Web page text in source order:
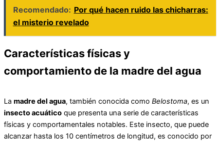
Recomendado: Por qué hacen ruido las chicharras:
el misterio revelado
Características físicas y
comportamiento de la madre del agua
La madre del agua, también conocida como Belostoma, es un
insecto acuático que presenta una serie de características
físicas y comportamentales notables. Este insecto, que puede
alcanzar hasta los 10 centímetros de longitud, es conocido por